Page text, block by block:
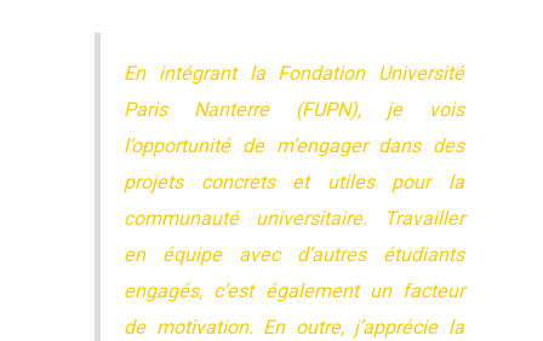
En intégrant la Fondation Université
Paris Nanterre (FUPN), je vois
l’opportunité de m’engager dans des
projets concrets et utiles pour la
communauté universitaire. Travailler
en équipe avec d’autres étudiants
engagés, c’est également un facteur
de motivation. En outre, j’apprécie la